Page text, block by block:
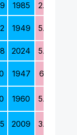
1985 2.2
1949 5.5
2024 5.0
1947 6.1
1960 5.3
2009 3.8